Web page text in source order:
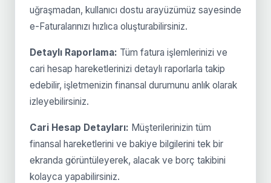
uğraşmadan, kullanıcı dostu arayüzümüz sayesinde
e-Faturalarınızı hızlıca oluşturabilirsiniz.
Detaylı Raporlama: Tüm fatura işlemlerinizi ve
cari hesap hareketlerinizi detaylı raporlarla takip
edebilir, işletmenizin finansal durumunu anlık olarak
izleyebilirsiniz.
Cari Hesap Detayları: Müşterilerinizin tüm
finansal hareketlerini ve bakiye bilgilerini tek bir
ekranda görüntüleyerek, alacak ve borç takibini
kolayca yapabilirsiniz.